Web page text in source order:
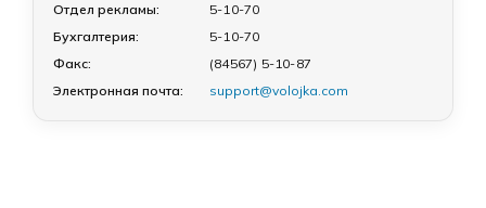
Отдел рекламы:
5-10-70
Бухгалтерия:
5-10-70
Факс:
(84567) 5-10-87
Электронная почта:
support@volojka.com